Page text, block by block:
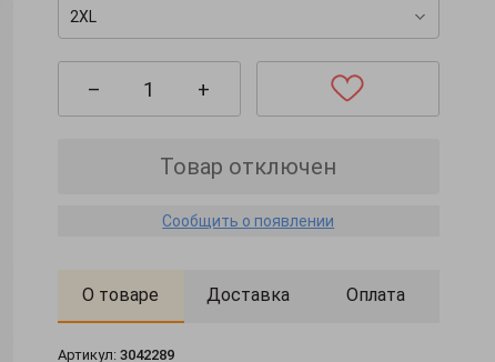
2XL
– +
Товар отключен
Сообщить о появлении
О товаре Доставка Оплата
Артикул: 3042289